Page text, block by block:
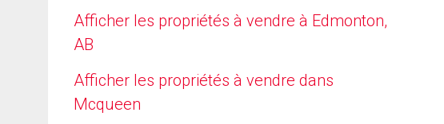
Afficher les propriétés à vendre à Edmonton,
AB
Afficher les propriétés à vendre dans
Mcqueen